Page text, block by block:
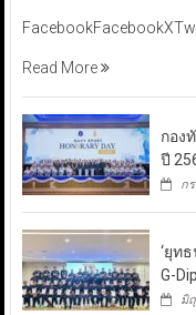
Read More
กอง
ปี
ก
‘ยุท
G-
มิ